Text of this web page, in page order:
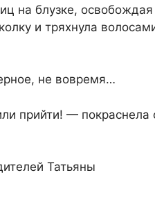
на блузке,
и тряхнула
не вовремя…
прийти! — покраснела
Татьяны